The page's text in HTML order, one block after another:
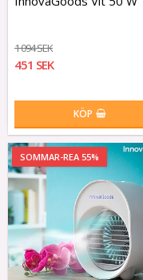
1 094 SEK
451 SEK
KÖP
SOMMAR-REA 55%